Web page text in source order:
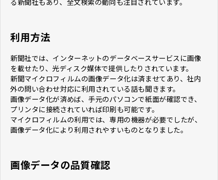
利用方法
新聞社では、インターネットのデータベースサービスに画像
を載せたり、光ディスク媒体で提供したりされています。
新聞マイクロフィルムの画像データ化は済ませてあり、社内
外の問い合わせ対応に利用されている話も聞きます。
画像データ化が済めば、手元のパソコンで紙面が確認でき、
プリンタに接続されていれば印刷も可能です。
マイクロフィルムの利用では、専用の機器が必要でしたが、
画像データ化により利用されやすいものとなりました。
画像データの品質確認